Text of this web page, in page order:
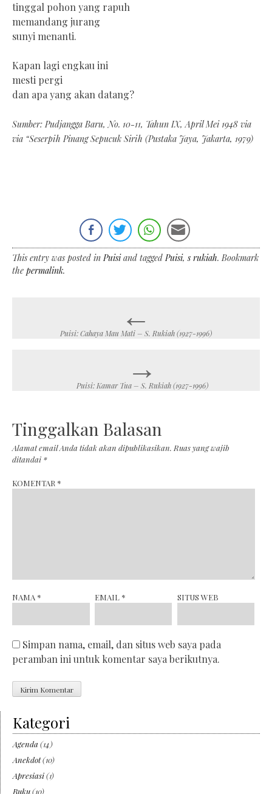
tinggal pohon yang rapuh
memandang jurang
sunyi menanti.
Kapan lagi engkau ini
mesti pergi
dan apa yang akan datang?
Sumber: Pudjangga Baru, No. 10-11, Tahun IX, April Mei 1948 via
via “Seserpih Pinang Sepucuk Sirih (Pustaka Jaya, Jakarta, 1979)
This entry was posted inPuisiand taggedPuisi,s rukiah. Bookmark
the permalink.
navigation
←
Puisi: Cahaya Mau Mati – S. Rukiah (1927-1996)
→
Puisi: Kamar Tua – S. Rukiah (1927-1996)
Tinggalkan Balasan
Alamat email Anda tidak akan dipublikasikan. Ruas yang wajib
ditandai *
KOMENTAR *
NAMA * EMAIL * SITUS WEB
Simpan nama, email, dan situs web saya pada
peramban ini untuk komentar saya berikutnya.
Kategori
Agenda (14)
Anekdot(10)
Apresiasi(1)
Buku(10)